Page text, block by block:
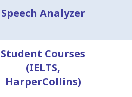
Speech Analyzer
Student Courses
(IELTS,
HarperCollins)